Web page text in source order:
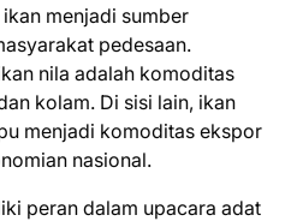
menjadi sumber
pedesaan.
nila adalah komoditas
kolam. Di sisi lain, ikan
menjadi komoditas ekspor
nasional.
peran dalam upacara adat